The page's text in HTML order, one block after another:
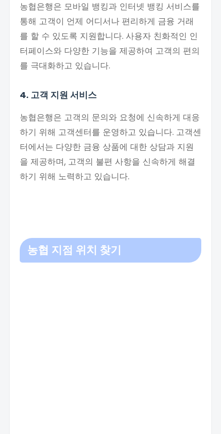
농협은행은 모바일 뱅킹과 인터넷 뱅킹 서비스를
통해 고객이 언제 어디서나 편리하게 금융 거래
를 할 수 있도록 지원합니다. 사용자 친화적인 인
터페이스와 다양한 기능을 제공하여 고객의 편의
를 극대화하고 있습니다.
4. 고객 지원 서비스
농협은행은 고객의 문의와 요청에 신속하게 대응
하기 위해 고객센터를 운영하고 있습니다. 고객센
터에서는 다양한 금융 상품에 대한 상담과 지원
을 제공하며, 고객의 불편 사항을 신속하게 해결
하기 위해 노력하고 있습니다.
농협 지점 위치 찾기